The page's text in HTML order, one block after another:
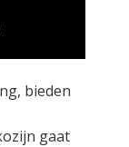
bieden
gaat